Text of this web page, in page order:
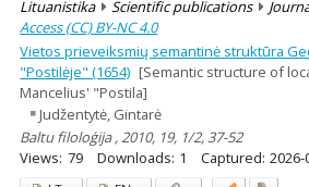
Lituanistika Scientific publications
Access (CC) BY-NC 4.0
Vietos prieveiksmių semantinė struktūra
"Postilėje" (1654) [Semantic structure of
Mancelius' "Postila]
Judžentytė, Gintarė
Baltu filoloģija , 2010, 19, 1/2, 37-52
Views: 79 Downloads: 1 Captured: 2026-